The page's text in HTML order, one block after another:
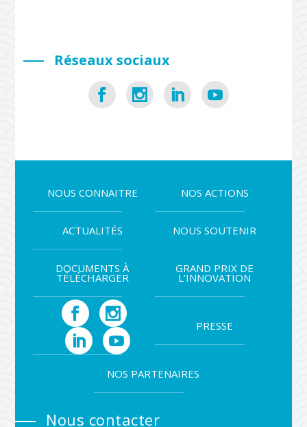
Réseaux sociaux
NOUS CONNAITRE NOS ACTIONS
ACTUALITÉS NOUS SOUTENIR
DOCUMENTS À
TÉLÉCHARGER
GRAND PRIX DE
L’INNOVATION
PRESSE
NOS PARTENAIRES
Nous contacter